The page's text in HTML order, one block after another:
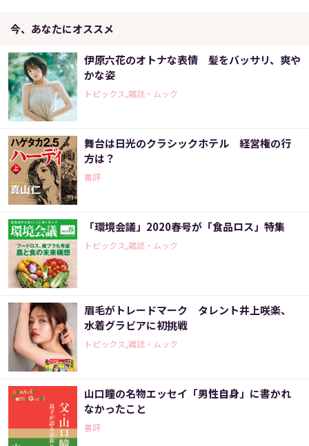
今、あなたにオススメ
伊原六花のオトナな表情 髪をバッサリ、爽や
かな姿
トピックス,雑誌・ムック
舞台は日光のクラシックホテル 経営権の行
方は？
書評
「環境会議」2020春号が「食品ロス」特集
トピックス,雑誌・ムック
眉毛がトレードマーク タレント井上咲楽、
水着グラビアに初挑戦
トピックス,雑誌・ムック
山口瞳の名物エッセイ「男性自身」に書かれ
なかったこと
書評